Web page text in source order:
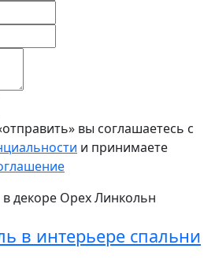
вы соглашаетесь с
и принимаете
декоре Орех Линкольн
в интерьере спальни